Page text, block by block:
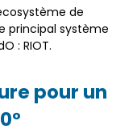
de
principal système
: RIOT.
pour un